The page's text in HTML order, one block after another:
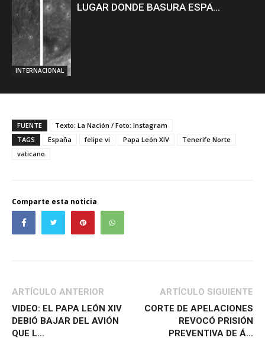
INTERNACIONAL
LUGAR DONDE BASURA ESPA...
FUENTE
Texto: La Nación / Foto: Instagram
TAGS
España felipe vi Papa León XIV
Tenerife Norte
vaticano
Comparte esta noticia
ARTÍCULO ANTERIOR
VIDEO: EL PAPA LEÓN XIV
DEBIÓ BAJAR DEL AVIÓN
QUE L...
ARTÍCULO SIGUIENTE
CORTE DE APELACIONES
REVOCÓ PRISIÓN
PREVENTIVA DE Á...